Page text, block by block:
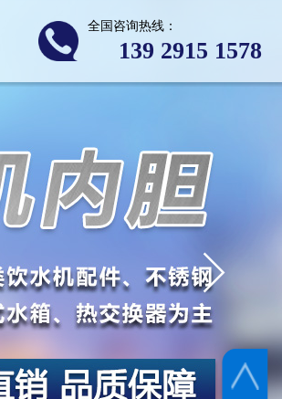
139 2​915 1578
全国咨询热线：